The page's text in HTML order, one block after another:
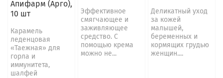
Апифарм (Арго),
10 шт
Карамель
леденцовая
«Таежная» для
горла и
иммунитета,
шалфей
Эффективное
смягчающее и
заживляющее
средство. С
помощью крема
можно не...
Деликатный уход
за кожей
малышей,
беременных и
кормящих грудью
женщин....